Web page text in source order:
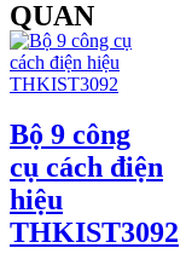
QUAN
Bộ 9 công
cụ cách điện
hiệu
THKIST3092